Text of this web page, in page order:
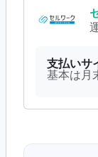
支払いサ
基本は月